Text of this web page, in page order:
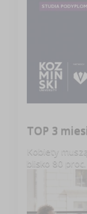
TOP 3
Kobiety
blisko 80 proc.